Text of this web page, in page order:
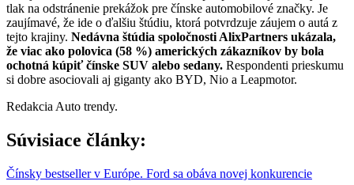
tlak na odstránenie prekážok pre čínske automobilové značky. Je
zaujímavé, že ide o ďalšiu štúdiu, ktorá potvrdzuje záujem o autá z
tejto krajiny. Nedávna štúdia spoločnosti AlixPartners ukázala,
že viac ako polovica (58 %) amerických zákazníkov by bola
ochotná kúpiť čínske SUV alebo sedany. Respondenti prieskumu
si dobre asociovali aj giganty ako BYD, Nio a Leapmotor.
Redakcia Auto trendy.
Súvisiace články:
Čínsky bestseller v Európe. Ford sa obáva novej konkurencie